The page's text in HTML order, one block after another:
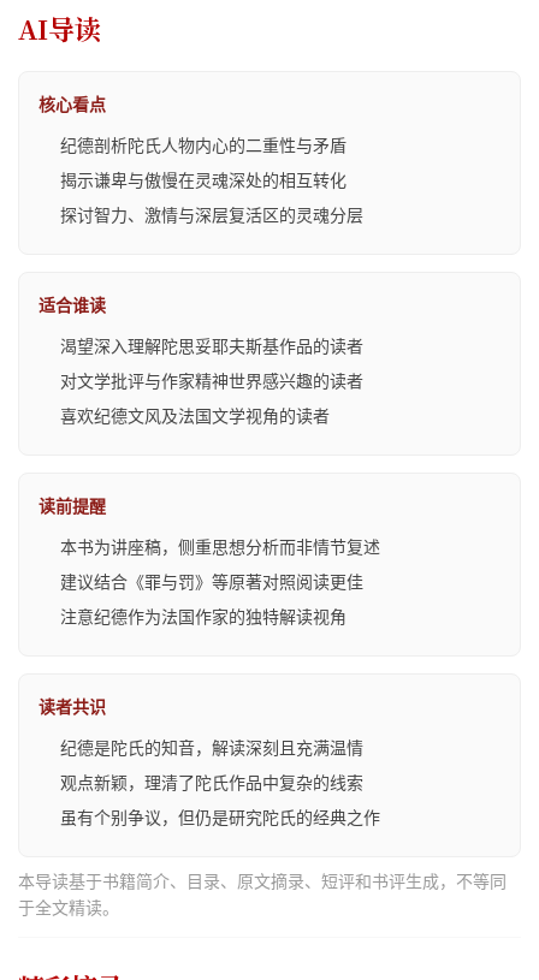
AI导读
核心看点
纪德剖析陀氏人物内心的二重性与矛盾
揭示谦卑与傲慢在灵魂深处的相互转化
探讨智力、激情与深层复活区的灵魂分层
适合谁读
渴望深入理解陀思妥耶夫斯基作品的读者
对文学批评与作家精神世界感兴趣的读者
喜欢纪德文风及法国文学视角的读者
读前提醒
本书为讲座稿，侧重思想分析而非情节复述
建议结合《罪与罚》等原著对照阅读更佳
注意纪德作为法国作家的独特解读视角
读者共识
纪德是陀氏的知音，解读深刻且充满温情
观点新颖，理清了陀氏作品中复杂的线索
虽有个别争议，但仍是研究陀氏的经典之作
本导读基于书籍简介、目录、原文摘录、短评和书评生成，不等同
于全文精读。